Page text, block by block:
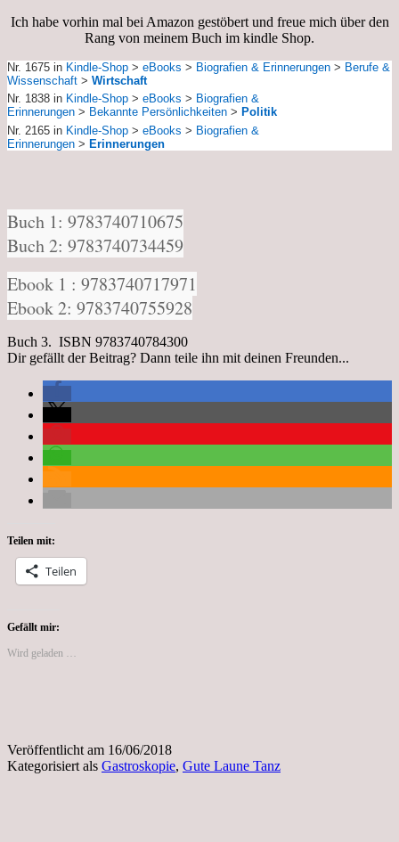
Ich habe vorhin mal bei Amazon gestöbert und freue mich über den
Rang von meinem Buch im kindle Shop.
Nr. 1675 in Kindle-Shop > eBooks > Biografien & Erinnerungen > Berufe &
Wissenschaft > Wirtschaft
Nr. 1838 in Kindle-Shop > eBooks > Biografien &
Erinnerungen > Bekannte Persönlichkeiten > Politik
Nr. 2165 in Kindle-Shop > eBooks > Biografien &
Erinnerungen > Erinnerungen
Buch 1: 9783740710675
Buch 2: 9783740734459
Ebook 1 : 9783740717971
Ebook 2: 9783740755928
Buch 3. ISBN 9783740784300
Dir gefällt der Beitrag? Dann teile ihn mit deinen Freunden...
Teilen mit:
Teilen
Gefällt mir:
Wird geladen …
Veröffentlicht am 16/06/2018
Kategorisiert als Gastroskopie, Gute Laune Tanz